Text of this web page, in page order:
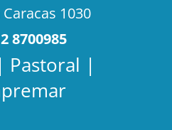
1030
8700985
Pastoral |